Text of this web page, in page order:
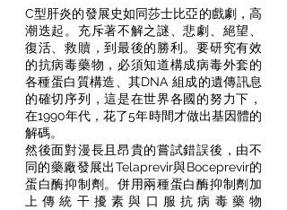
C型肝炎的發展史如同莎士比亞的戲劇，高
潮迭起。充斥著不解之謎、悲劇、絕望、
復活、救贖，到最後的勝利。要研究有效
的抗病毒藥物，必須知道構成病毒外套的
各種蛋白質構造、其DNA 組成的遺傳訊息
的確切序列，這是在世界各國的努力下，
在1990年代，花了5年時間才做出基因體的
解碼。
然後面對漫長且昂貴的嘗試錯誤後，由不
同的藥廠發展出Telaprevir與Boceprevir的
蛋白酶抑制劑。併用兩種蛋白酶抑制劑加
上傳統干擾素與口服抗病毒藥物